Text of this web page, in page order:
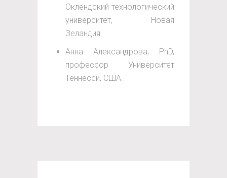
Оклендский технологический
университет, Новая
Зеландия.
Анна Александрова, PhD,
профессор Университет
Теннесси, США.